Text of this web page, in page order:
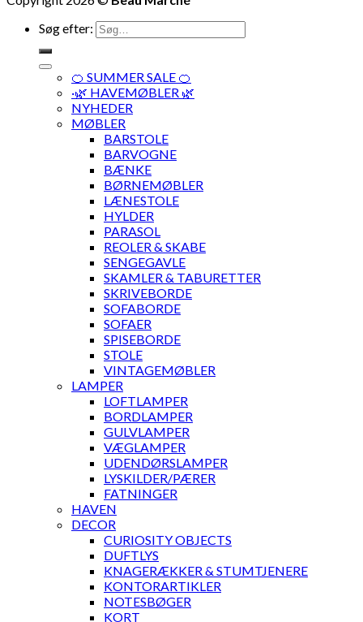
Søg efter:
🍊 SUMMER SALE 🍊
·🌿 HAVEMØBLER 🌿
NYHEDER
MØBLER
BARSTOLE
BARVOGNE
BÆNKE
BØRNEMØBLER
LÆNESTOLE
HYLDER
PARASOL
REOLER & SKABE
SENGEGAVLE
SKAMLER & TABURETTER
SKRIVEBORDE
SOFABORDE
SOFAER
SPISEBORDE
STOLE
VINTAGEMØBLER
LAMPER
LOFTLAMPER
BORDLAMPER
GULVLAMPER
VÆGLAMPER
UDENDØRSLAMPER
LYSKILDER/PÆRER
FATNINGER
HAVEN
DECOR
CURIOSITY OBJECTS
DUFTLYS
KNAGERÆKKER & STUMTJENERE
KONTORARTIKLER
NOTESBØGER
KORT